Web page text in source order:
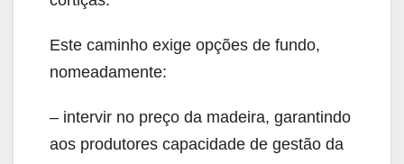
Este caminho exige opções de fundo,
nomeadamente:
– intervir no preço da madeira, garantindo
aos produtores capacidade de gestão da